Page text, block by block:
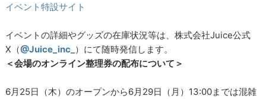
イベント特設サイト
イベントの詳細やグッズの在庫状況等は、株式会社Juice公式
X（@Juice_inc_ ）にて随時発信します。
＜会場のオンライン整理券の配布について＞
6月25日（木）のオープンから6月29日（月）13:00までは混雑